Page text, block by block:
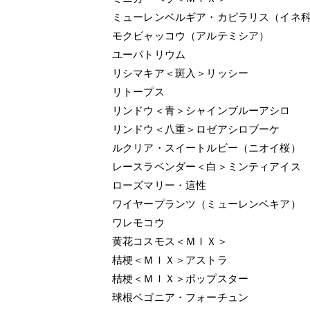
ミューレンベルギア・カピラリス（イネ
モクビャッコウ（アルテミシア）
ユーパトリウム
リシマキア＜斑入＞リッシー
リトープス
リンドウ＜青＞シャインブルーアシロ
リンドウ＜八重＞ロゼアシロブーケ
ルクリア・スイートルビー（ニオイ桜）
レースラベンダー＜白＞ミンティアイス
ローズマリー・這性
ワイヤープランツ（ミューレンベキア）
ワレモコウ
黄花コスモス＜ＭＩＸ＞
桔梗＜ＭＩＸ＞アストラ
桔梗＜ＭＩＸ＞ポップスター
球根ベゴニア・フォーチュン